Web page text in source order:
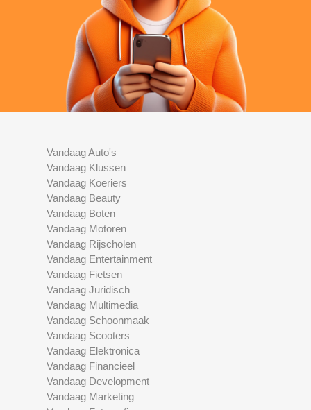
Vandaag Auto's
Vandaag Klussen
Vandaag Koeriers
Vandaag Beauty
Vandaag Boten
Vandaag Motoren
Vandaag Rijscholen
Vandaag Entertainment
Vandaag Fietsen
Vandaag Juridisch
Vandaag Multimedia
Vandaag Schoonmaak
Vandaag Scooters
Vandaag Elektronica
Vandaag Financieel
Vandaag Development
Vandaag Marketing